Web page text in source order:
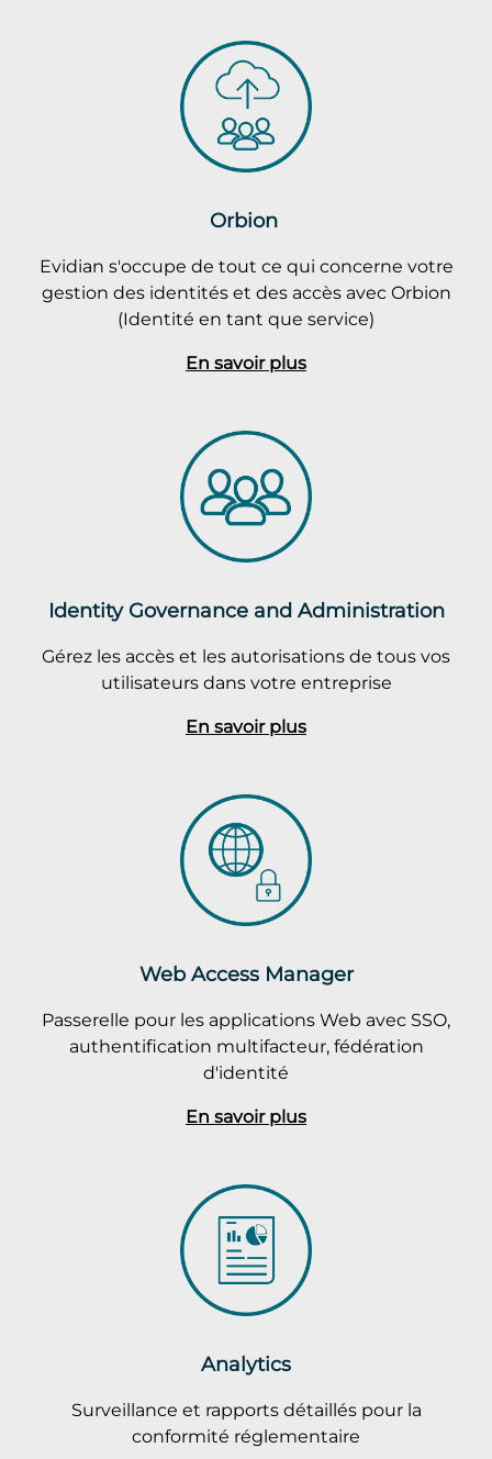
Orbion
Evidian s'occupe de tout ce qui concerne votre
gestion des identités et des accès avec Orbion
(Identité en tant que service)
En savoir plus
Identity Governance and Administration
Gérez les accès et les autorisations de tous vos
utilisateurs dans votre entreprise
En savoir plus
Web Access Manager
Passerelle pour les applications Web avec SSO,
authentification multifacteur, fédération
d'identité
En savoir plus
Analytics
Surveillance et rapports détaillés pour la
conformité réglementaire